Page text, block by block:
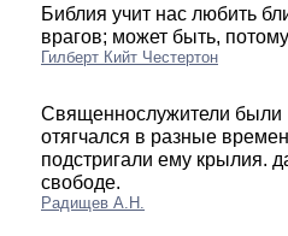
Библия учит нас любить
врагов; может быть,
Гилберт Кийт Честертон
Священнослужители были
отягчался в разные
подстригали ему крылия.
свободе.
Радищев А.Н.